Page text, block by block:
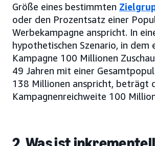
Größe eines bestimmten
oder den Prozentsatz einer
Werbekampagne anspricht. In
hypothetischen Szenario, in dem
Kampagne 100 Millionen
49 Jahren mit einer
138 Millionen anspricht, beträgt
Kampagnenreichweite 100